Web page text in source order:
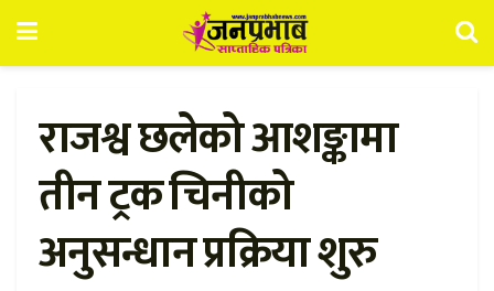
राजश्व छलेको आशङ्कामा
तीन ट्रक चिनीको
अनुसन्धान प्रक्रिया शुरु